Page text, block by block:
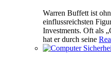
Warren Buffett ist
einflussreichsten
Investments. Oft als
hat er durch seine